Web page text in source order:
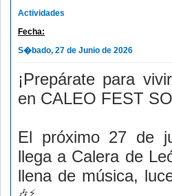
Actividades
Fecha:
S�bado, 27 de Junio de 2026
¡Prepárate para
en CALEO FEST
El próximo 27 de
llega a Calera de
llena de música,